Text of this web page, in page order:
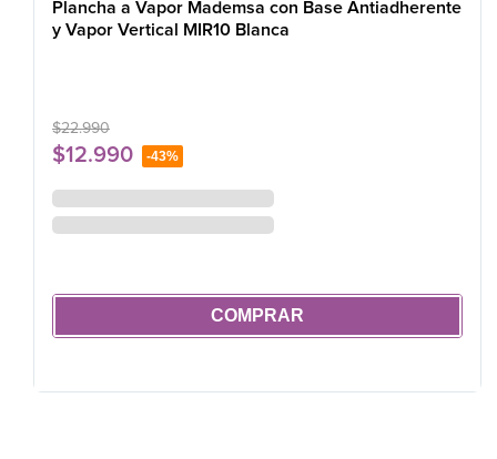
Plancha a Vapor Mademsa con Base Antiadherente
y Vapor Vertical MIR10 Blanca
$22.990
$12.990 -43%
COMPRAR